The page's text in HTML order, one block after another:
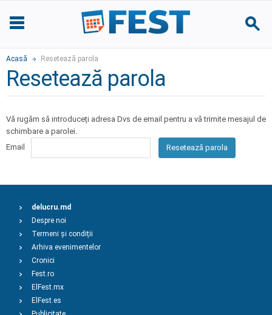
Acasă Resetează parola
Resetează parola
Vă rugăm să introduceți adresa Dvs de email pentru a vă trimite mesajul de
schimbare a parolei.
Email
Resetează parola
delucru.md
Despre noi
Termeni și condiții
Arhiva evenimentelor
Cronici
Fest.ro
ElFest.mx
ElFest.es